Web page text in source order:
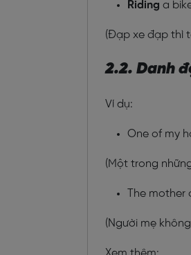
Riding a
(Đạp xe đạp thì
2.2. Danh
Ví dụ:
One of my
(Một trong
The
(Người mẹ